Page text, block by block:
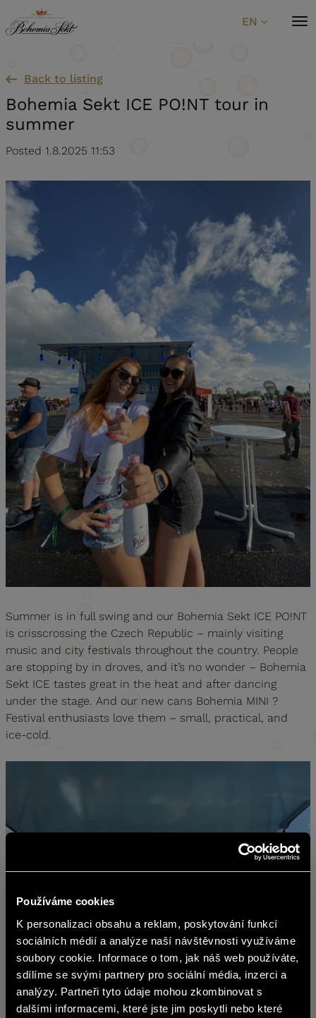
Používáme cookies
K personalizaci obsahu a reklam, poskytování funkcí
sociálních médií a analýze naší návštěvnosti využíváme
soubory cookie. Informace o tom, jak náš web používáte,
sdílíme se svými partnery pro sociální média, inzerci a
analýzy. Partneři tyto údaje mohou zkombinovat s
dalšími informacemi, které jste jim poskytli nebo které
Skip to content
EN
Back to listing
Bohemia Sekt ICE PO!NT tour in
summer
Posted 1.8.2025 11:53
Summer is in full swing and our Bohemia Sekt ICE PO!NT
is crisscrossing the Czech Republic – mainly visiting
music and city festivals throughout the country. People
are stopping by in droves, and it’s no wonder – Bohemia
Sekt ICE tastes great in the heat and after dancing
under the stage. And our new cans Bohemia MINI ?
Festival enthusiasts love them – small, practical, and
ice-cold.
čeština
The content of BOHEMIA SEKT website
is not suitable for people under 18
years of age.